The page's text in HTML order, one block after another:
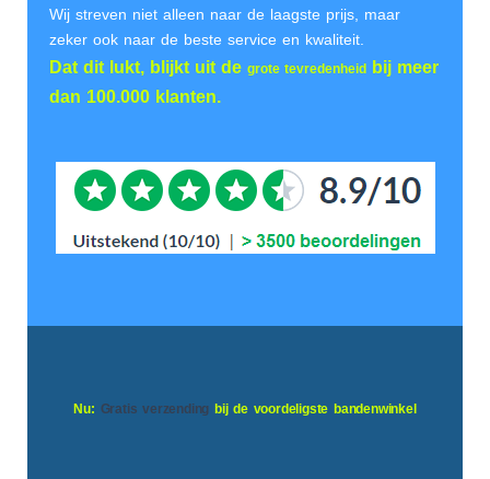
Wij streven niet alleen naar de laagste prijs, maar
zeker ook naar de beste service en kwaliteit.
Dat dit lukt, blijkt uit de grote tevredenheid
bij meer
dan 100.000 klanten.
Nu: Gratis verzending bij de voordeligste bandenwinkel